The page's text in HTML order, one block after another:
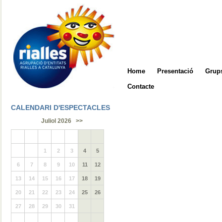
Home Presentació
Contacte
CALENDARI D'ESPECTACLES
Juliol 2026 >>
1 2 3 4 5
6 7 8 9 10 11 12
13 14 15 16 17 18 19
20 21 22 23 24 25 26
27 28 29 30 31